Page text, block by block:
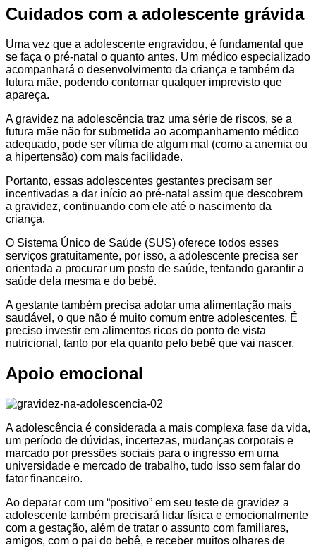
Cuidados com a adolescente grávida
Uma vez que a adolescente engravidou, é fundamental que
se faça o pré-natal o quanto antes. Um médico especializado
acompanhará o desenvolvimento da criança e também da
futura mãe, podendo contornar qualquer imprevisto que
apareça.
A gravidez na adolescência traz uma série de riscos, se a
futura mãe não for submetida ao acompanhamento médico
adequado, pode ser vítima de algum mal (como a anemia ou
a hipertensão) com mais facilidade.
Portanto, essas adolescentes gestantes precisam ser
incentivadas a dar início ao pré-natal assim que descobrem
a gravidez, continuando com ele até o nascimento da
criança.
O Sistema Único de Saúde (SUS) oferece todos esses
serviços gratuitamente, por isso, a adolescente precisa ser
orientada a procurar um posto de saúde, tentando garantir a
saúde dela mesma e do bebê.
A gestante também precisa adotar uma alimentação mais
saudável, o que não é muito comum entre adolescentes. É
preciso investir em alimentos ricos do ponto de vista
nutricional, tanto por ela quanto pelo bebê que vai nascer.
Apoio emocional
A adolescência é considerada a mais complexa fase da vida,
um período de dúvidas, incertezas, mudanças corporais e
marcado por pressões sociais para o ingresso em uma
universidade e mercado de trabalho, tudo isso sem falar do
fator financeiro.
Ao deparar com um “positivo” em seu teste de gravidez a
adolescente também precisará lidar física e emocionalmente
com a gestação, além de tratar o assunto com familiares,
amigos, com o pai do bebê, e receber muitos olhares de